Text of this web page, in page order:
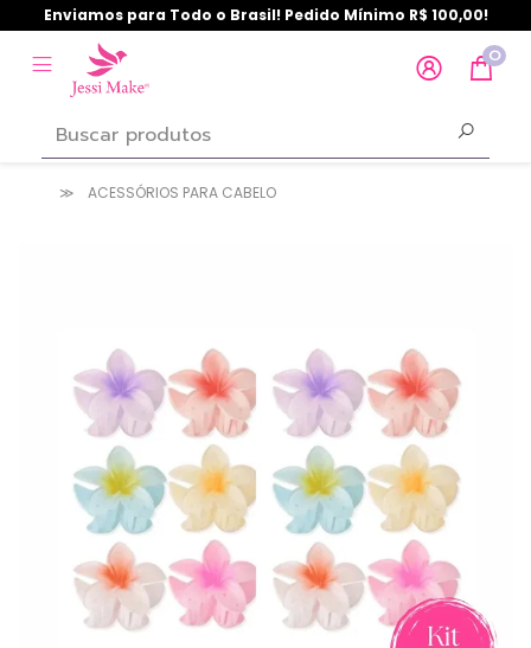
Enviamos para Todo o Brasil! Pedido Mínimo R$ 100,00!
0
ACESSÓRIOS PARA CABELO